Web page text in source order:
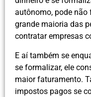
autônomo, pode não
grande maioria das
contratar empresas
E aí também se
se formalizar, ele
maior faturamento.
impostos pagos se